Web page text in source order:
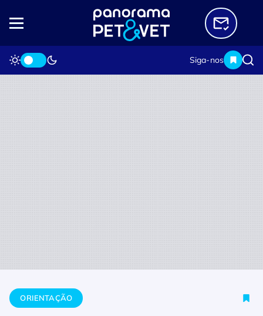
Siga-nos
Home Orientação 5 dicas para o cachorro parar de latir
ORIENTAÇÃO